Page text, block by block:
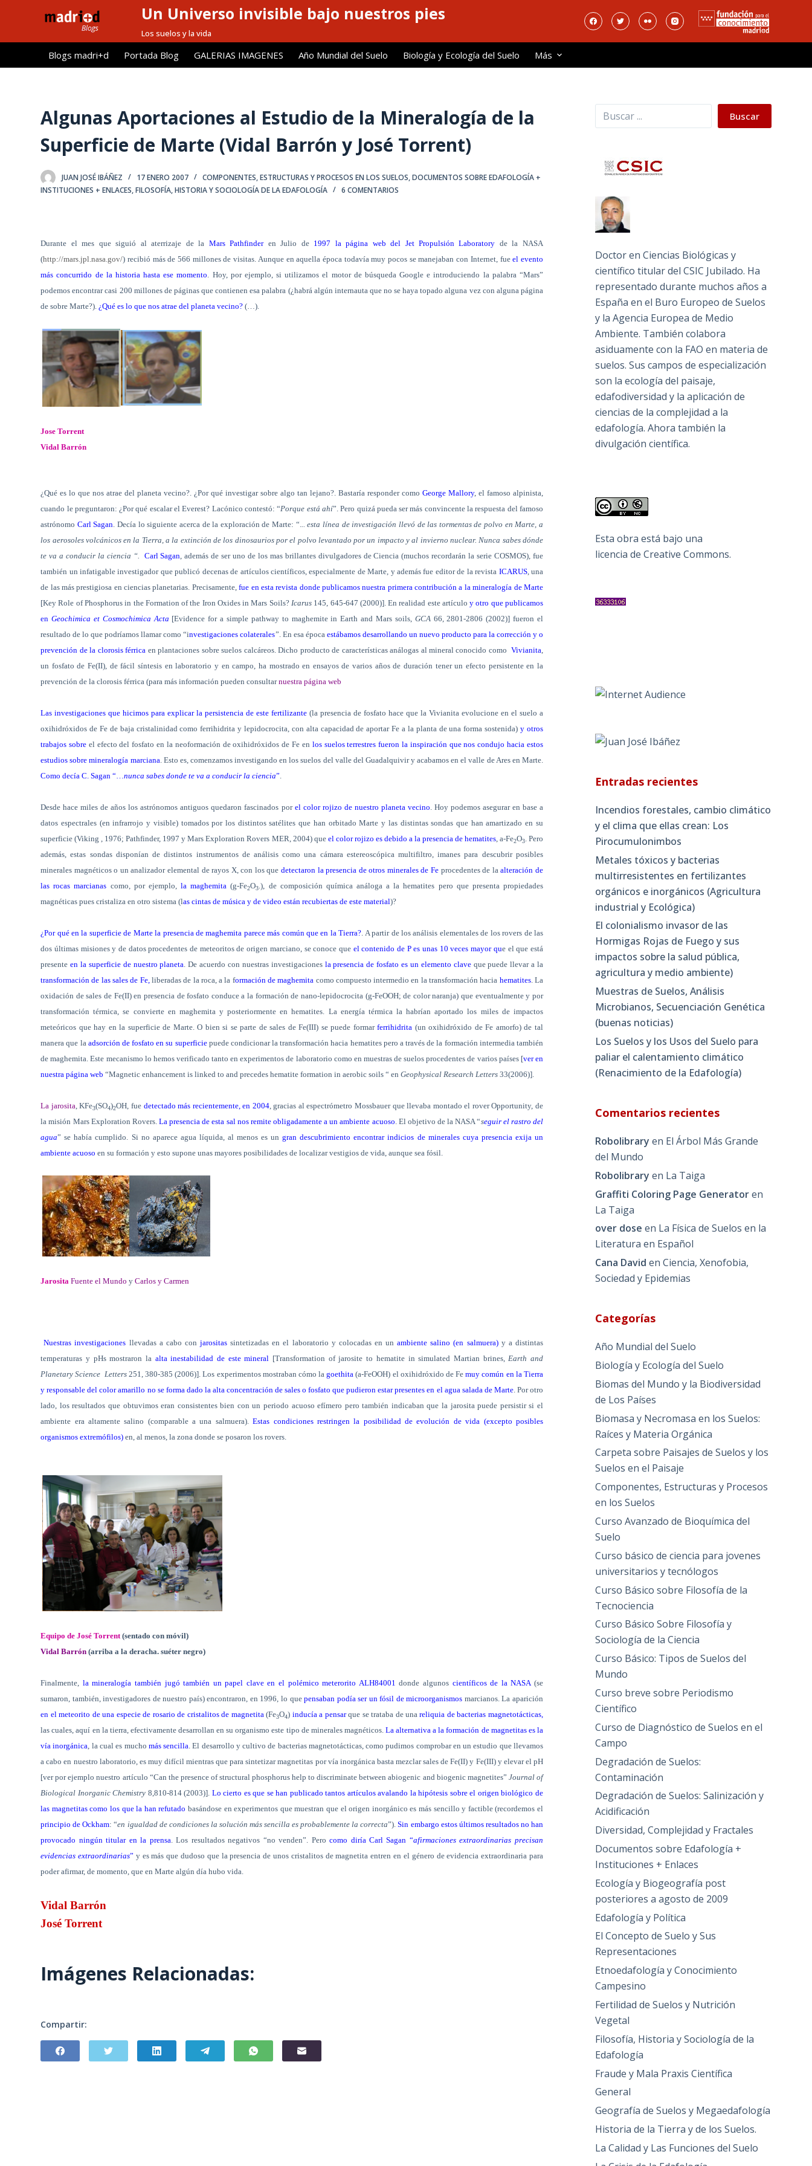
l
Un Universo invisible bajo nuestros pies
Los suelos y la vida
Blogs madri+d Portada Blog GALERIAS IMAGENES Año Mundial del Suelo Biología y Ecología del Suelo Más
Algunas Aportaciones al Estudio de la Mineralogía de la
Superficie de Marte (Vidal Barrón y José Torrent)
JUAN JOSÉ IBÁÑEZ 17 ENERO 2007 COMPONENTES, ESTRUCTURAS Y PROCESOS EN LOS SUELOS,DOCUMENTOS SOBRE EDAFOLOGÍA +
INSTITUCIONES + ENLACES,FILOSOFÍA, HISTORIA Y SOCIOLOGÍA DE LA EDAFOLOGÍA 6 COMENTARIOS
Durante el mes que siguió al aterrizaje de la Mars Pathfinderen Julio de 1997 la página web del Jet Propulsión Laboratory de la NASA
(http://mars.jpl.nasa.gov/) recibió más de 566 millones de visitas. Aunque en aquella época todavía muy pocos se manejaban con Internet, fueel evento
más concurrido de la historia hasta ese momento. Hoy, por ejemplo, si utilizamos el motor de búsqueda Google e introduciendo la palabra “Mars”
podemos encontrar casi 200 millones de páginas que contienen esa palabra (¿habrá algún internauta que no se haya topado alguna vez con alguna página
de sobre Marte?).¿Qué es lo que nos atrae del planeta vecino? (…).
Jose Torrent
Vidal Barrón
¿Qué es lo que nos atrae del planeta vecino?. ¿Por qué investigar sobre algo tan lejano?. Bastaría responder como George Mallory, el famoso alpinista,
cuando le preguntaron: ¿Por qué escalar el Everest? Lacónico contestó: “Porque está ahí”. Pero quizá pueda ser más convincente la respuesta del famoso
astrónomo Carl Sagan. Decía lo siguiente acerca de la exploración de Marte: “...esta línea de investigación llevó de las tormentas de polvo en Marte, a
los aerosoles volcánicos en la Tierra, a la extinción de los dinosaurios por el polvo levantado por un impacto y al invierno nuclear. Nunca sabes dónde
te va a conducir la ciencia “. Carl Sagan, además de ser uno de los mas brillantes divulgadores de Ciencia (muchos recordarán la serie COSMOS), fue
también un infatigable investigador que publicó decenas de artículos científicos, especialmente de Marte, y además fue editor de la revista ICARUS, una
de las más prestigiosa en ciencias planetarias. Precisamente,fue en esta revista donde publicamos nuestra primera contribución a la mineralogía de Marte
[Key Role of Phosphorus in the Formation of the Iron Oxides in Mars Soils? Icarus145, 645-647 (2000)]. En realidad este artículoy otro que publicamos
enGeochimica et Cosmochimica Acta [Evidence for a simple pathway to maghemite in Earth and Mars soils, GCA66, 2801-2806 (2002)] fueron el
resultado de lo que podríamos llamar como “investigaciones colaterales”. En esa época estábamos desarrollando un nuevo producto para la corrección y o
prevención de la clorosis férrica en plantaciones sobre suelos calcáreos. Dicho producto de características análogas al mineral conocido como Vivianita,
un fosfato de Fe(II), de fácil síntesis en laboratorio y en campo, ha mostrado en ensayos de varios años de duración tener un efecto persistente en la
prevención de la clorosis férrica (para más información pueden consultarnuestra página web
Las investigaciones que hicimos para explicar la persistencia de este fertilizante (la presencia de fosfato hace que la Vivianita evolucione en el suelo a
oxihidróxidos de Fe de baja cristalinidad como ferrihidrita y lepidocrocita, con alta capacidad de aportar Fe a la planta de una forma sostenida)y otros
trabajos sobre el efecto del fosfato en la neoformación de oxihidróxidos de Fe en los suelos terrestres fueron la inspiración que nos condujo hacia estos
estudios sobre mineralogía marciana. Esto es, comenzamos investigando en los suelos del valle del Guadalquivir y acabamos en el valle de Ares en Marte.
Como decía C. Sagan “…nunca sabes donde te va a conducir la ciencia”.
Desde hace miles de años los astrónomos antiguos quedaron fascinados por el color rojizo de nuestro planeta vecino. Hoy podemos asegurar en base a
datos espectrales (en infrarrojo y visible) tomados por los distintos satélites que han orbitado Marte y las distintas sondas que han amartizado en su
superficie (Viking , 1976; Pathfinder, 1997 y Mars Exploration Rovers MER, 2004) que el color rojizo es debido a la presencia de hematites, a-Fe2O3. Pero
además, estas sondas disponían de distintos instrumentos de análisis como una cámara estereoscópica multifiltro, imanes para descubrir posibles
minerales magnéticos o un analizador elemental de rayos X, con los quedetectaron la presencia de otros minerales de Fe procedentes de laalteración de
las rocas marcianas como, por ejemplo,la maghemita (g-Fe2O3.), de composición química análoga a la hematites pero que presenta propiedades
magnéticas pues cristaliza en otro sistema (las cintas de música y de video están recubiertas de este material)?
¿Por qué en la superficie de Marte la presencia de maghemita parece más común que en la Tierra?. A partir de los análisis elementales de los rovers de las
dos últimas misiones y de datos procedentes de meteoritos de origen marciano, se conoce que el contenido de P es unas 10 veces mayor que el que está
presenteen la superficie de nuestro planeta. De acuerdo con nuestras investigacionesla presencia de fosfato es un elemento claveque puede llevar a la
transformación de las sales de Fe,liberadas de la roca, a la formación de maghemita como compuesto intermedio en la transformación hacia hematites. La
oxidación de sales de Fe(II) en presencia de fosfato conduce a la formación de nano-lepidocrocita (g-FeOOH; de color naranja) que eventualmente y por
transformación térmica, se convierte en maghemita y posteriormente en hematites. La energía térmica la habrían aportado los miles de impactos
meteóricos que hay en la superficie de Marte. O bien si se parte de sales de Fe(III) se puede formarferrihidrita (un oxihidróxido de Fe amorfo) de tal
manera que la adsorción de fosfato en su superficie puede condicionar la transformación hacia hematites pero a través de la formación intermedia también
de maghemita. Este mecanismo lo hemos verificado tanto en experimentos de laboratorio como en muestras de suelos procedentes de varios países [ver en
nuestra página web “Magnetic enhancement is linked to and precedes hematite formation in aerobic soils “ enGeophysical Research Letters33(2006)].
La jarosita, KFe3(SO4)2OH, fue detectado más recientemente, en 2004, gracias al espectrómetro Mossbauer que llevaba montado el rover Opportunity, de
la misión Mars Exploration Rovers. La presencia de esta sal nos remite obligadamente a un ambiente acuoso. El objetivo de la NASA “seguir el rastro del
agua” se había cumplido. Si no aparece agua líquida, al menos es ungran descubrimiento encontrar indicios de minerales cuya presencia exija un
ambiente acuoso en su formación y esto supone unas mayores posibilidades de localizar vestigios de vida, aunque sea fósil.
Jarosita Fuente el Mundo yCarlos y Carmen
Nuestras investigaciones llevadas a cabo conjarositas sintetizadas en el laboratorio y colocadas en unambiente salino (en salmuera)y a distintas
temperaturas y pHs mostraron la alta inestabilidad de este mineral [Transformation of jarosite to hematite in simulated Martian brines,Earth and
Planetary Science Letters 251, 380-385 (2006)]. Los experimentos mostraban cómo lagoethita (a-FeOOH) el oxihidróxido de Femuy común en la Tierra
y responsable del color amarillo no se forma dado la alta concentración de sales o fosfato que pudieron estar presentes en el agua salada de Marte. Por otro
lado, los resultados que obtuvimos eran consistentes bien con un periodo acuoso efímero pero también indicaban que la jarosita puede persistir si el
ambiente era altamente salino (comparable a una salmuera).Estas condiciones restringen la posibilidad de evolución de vida (excepto posibles
organismos extremófilos) en, al menos, la zona donde se posaron los rovers.
Equipo de José Torrent(sentado con móvil)
Vidal Barrón (arriba a la deracha. suéter negro)
Finalmente, la mineralogía también jugó también un papel clave en el polémico meterorito ALH84001 donde algunos científicos de la NASA(se
sumaron, también, investigadores de nuestro país) encontraron, en 1996, lo quepensaban podía ser un fósil de microorganismos marcianos. La aparición
en el meteorito de una especie de rosario de cristalitos de magnetita(Fe3O4) inducía a pensarque se trataba de unareliquia de bacterias magnetotácticas,
las cuales, aquí en la tierra, efectivamente desarrollan en su organismo este tipo de minerales magnéticos.La alternativa a la formación de magnetitas es la
vía inorgánica, la cual es mucho más sencilla. El desarrollo y cultivo de bacterias magnetotácticas, como pudimos comprobar en un estudio que llevamos
a cabo en nuestro laboratorio, es muy difícil mientras que para sintetizar magnetitas por vía inorgánica basta mezclar sales de Fe(II) y Fe(III) y elevar el pH
[ver por ejemplo nuestro artículo “Can the presence of structural phosphorus help to discriminate between abiogenic and biogenic magnetites” Journal of
Biological Inorganic Chemistry 8,810-814 (2003)]. Lo cierto es que se han publicado tantos artículos avalando la hipótesis sobre el origen biológico de
las magnetitas como los que la han refutado basándose en experimentos que muestran que el origen inorgánico es más sencillo y factible (recordemos el
principio de Ockham: “en igualdad de condiciones la solución más sencilla es probablemente la correcta”).Sin embargo estos últimos resultados no han
provocado ningún titular en la prensa. Los resultados negativos “no venden”. Perocomo diría Carl Sagan “afirmaciones extraordinarias precisan
evidencias extraordinarias” y es más que dudoso que la presencia de unos cristalitos de magnetita entren en el género de evidencia extraordinaria para
poder afirmar, de momento, que en Marte algún día hubo vida.
Vidal Barrón
José Torrent
Imágenes Relacionadas:
Compartir:
Buscar Buscar
Doctor en Ciencias Biológicas y
científico titular del CSIC Jubilado. Ha
representado durante muchos años a
España en el Buro Europeo de Suelos
y la Agencia Europea de Medio
Ambiente. También colabora
asiduamente con la FAO en materia de
suelos. Sus campos de especialización
son la ecología del paisaje,
edafodiversidad y la aplicación de
ciencias de la complejidad a la
edafología. Ahora también la
divulgación científica.
Esta obra está bajo una
licencia de Creative Commons.
Entradas recientes
Incendios forestales, cambio climático
y el clima que ellas crean: Los
Pirocumulonimbos
Metales tóxicos y bacterias
multirresistentes en fertilizantes
orgánicos e inorgánicos (Agricultura
industrial y Ecológica)
El colonialismo invasor de las
Hormigas Rojas de Fuego y sus
impactos sobre la salud pública,
agricultura y medio ambiente)
Muestras de Suelos, Análisis
Microbianos, Secuenciación Genética
(buenas noticias)
Los Suelos y los Usos del Suelo para
paliar el calentamiento climático
(Renacimiento de la Edafología)
Comentarios recientes
Robolibrary en El Árbol Más Grande
del Mundo
Robolibrary en La Taiga
Graffiti Coloring Page Generatoren
La Taiga
over dose en La Física de Suelos en la
Literatura en Español
Cana David enCiencia, Xenofobia,
Sociedad y Epidemias
Categorías
Año Mundial del Suelo
Biología y Ecología del Suelo
Biomas del Mundo y la Biodiversidad
de Los Países
Biomasa y Necromasa en los Suelos:
Raíces y Materia Orgánica
Carpeta sobre Paisajes de Suelos y los
Suelos en el Paisaje
Componentes, Estructuras y Procesos
en los Suelos
Curso Avanzado de Bioquímica del
Suelo
Curso básico de ciencia para jovenes
universitarios y tecnólogos
Curso Básico sobre Filosofía de la
Tecnociencia
Curso Básico Sobre Filosofía y
Sociología de la Ciencia
Curso Básico: Tipos de Suelos del
Mundo
Curso breve sobre Periodismo
Científico
Curso de Diagnóstico de Suelos en el
Campo
Degradación de Suelos:
Contaminación
Degradación de Suelos: Salinización y
Acidificación
Diversidad, Complejidad y Fractales
Documentos sobre Edafología +
Instituciones + Enlaces
Ecología y Biogeografía post
posteriores a agosto de 2009
Edafología y Política
El Concepto de Suelo y Sus
Representaciones
Etnoedafología y Conocimiento
Campesino
Fertilidad de Suelos y Nutrición
Vegetal
Filosofía, Historia y Sociología de la
Edafología
Fraude y Mala Praxis Científica
General
Geografía de Suelos y Megaedafología
Historia de la Tierra y de los Suelos.
La Calidad y Las Funciones del Suelo